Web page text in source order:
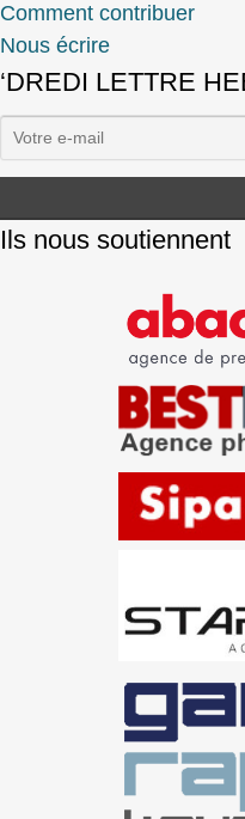
Comment contribuer
Nous écrire
‘DREDI LETTRE
Ils nous soutiennent